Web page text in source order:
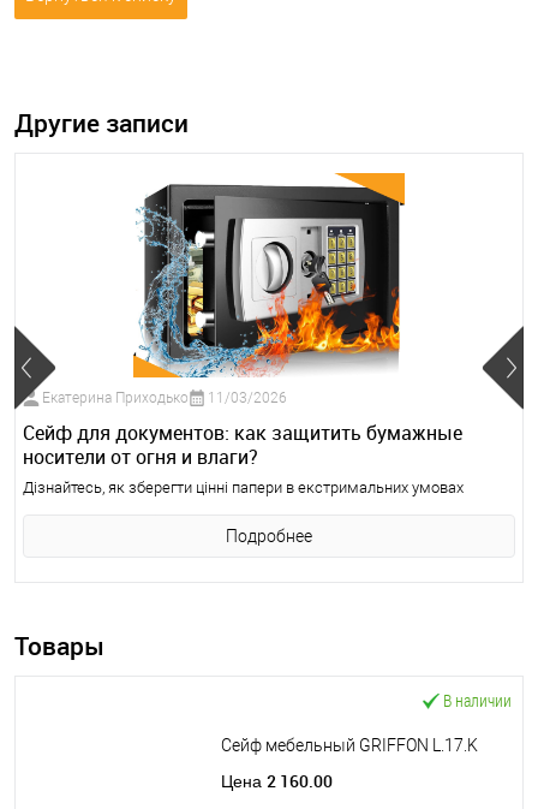
Другие записи
Екатерина Приходько 11/03/2026
Сейф для документов: как защитить бумажные
носители от огня и влаги?
Дізнайтесь, як зберегти цінні папери в екстримальних умовах
Подробнее
Товары
В наличии
Сейф мебельный GRIFFON L.17.K
Цена 2 160.00